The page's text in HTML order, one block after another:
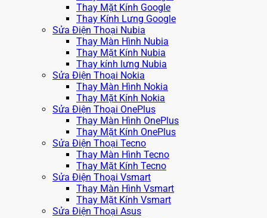
Thay Mặt Kính Google
Thay Kính Lưng Google
Sửa Điện Thoại Nubia
Thay Màn Hình Nubia
Thay Mặt Kính Nubia
Thay kính lưng Nubia
Sửa Điện Thoại Nokia
Thay Màn Hình Nokia
Thay Mặt Kính Nokia
Sửa Điện Thoại OnePlus
Thay Màn Hình OnePlus
Thay Mặt Kính OnePlus
Sửa Điện Thoại Tecno
Thay Màn Hình Tecno
Thay Mặt Kính Tecno
Sửa Điện Thoại Vsmart
Thay Màn Hình Vsmart
Thay Mặt Kính Vsmart
Sửa Điện Thoại Asus